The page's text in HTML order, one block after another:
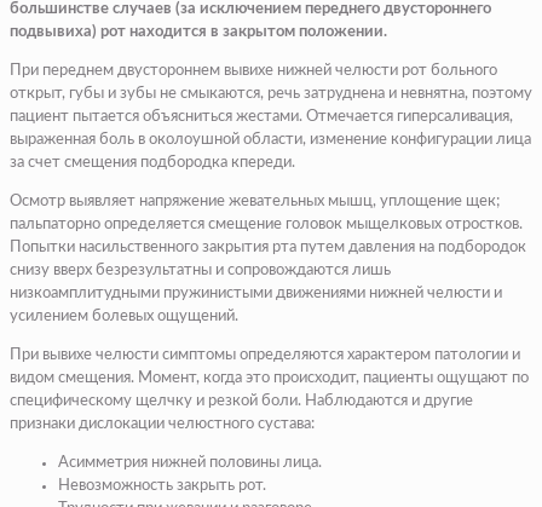
большинстве случаев (за исключением переднего двустороннего
подвывиха) рот находится в закрытом положении.
При переднем двустороннем вывихе нижней челюсти рот больного
открыт, губы и зубы не смыкаются, речь затруднена и невнятна, поэтому
пациент пытается объясниться жестами. Отмечается гиперсаливация,
выраженная боль в околоушной области, изменение конфигурации лица
за счет смещения подбородка кпереди.
Осмотр выявляет напряжение жевательных мышц, уплощение щек;
пальпаторно определяется смещение головок мыщелковых отростков.
Попытки насильственного закрытия рта путем давления на подбородок
снизу вверх безрезультатны и сопровождаются лишь
низкоамплитудными пружинистыми движениями нижней челюсти и
усилением болевых ощущений.
При вывихе челюсти симптомы определяются характером патологии и
видом смещения. Момент, когда это происходит, пациенты ощущают по
специфическому щелчку и резкой боли. Наблюдаются и другие
признаки дислокации челюстного сустава:
Асимметрия нижней половины лица.
Невозможность закрыть рот.